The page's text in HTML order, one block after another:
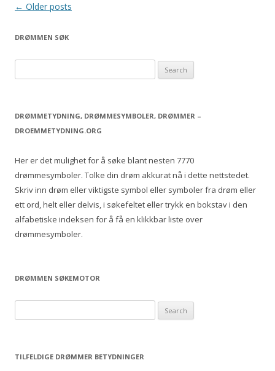
Post
← Older posts
DRØMMEN SØK
e
r
c
f
o
r
DRØMMETYDNING, DRØMMESYMBOLER, DRØMMER –
DROEMMETYDNING.ORG
Her er det mulighet for å søke blant nesten 7770
drømmesymboler. Tolke din drøm akkurat nå i dette nettstedet.
Skriv inn drøm eller viktigste symbol eller symboler fra drøm eller
ett ord, helt eller delvis, i søkefeltet eller trykk en bokstav i den
alfabetiske indeksen for å få en klikkbar liste over
drømmesymboler.
DRØMMEN SØKEMOTOR
e
rTILFELDIGE DRØMMER BETYDNINGER